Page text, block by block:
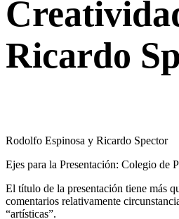
Ricardo
Rodolfo Espinosa y Ricardo Spector
Ejes para la Presentación: Colegio de
El título de la presentación tiene más
comentarios relativamente
“artísticas”.